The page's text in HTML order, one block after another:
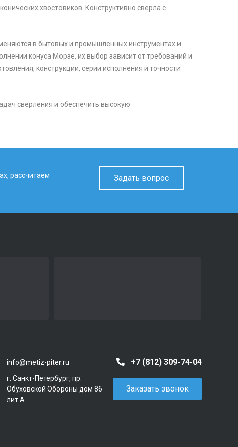
хвостовиков. Конструктивно сверла с
в бытовых и промышленных инструментах и
конуса Морзе, их выбор зависит от требований и
конструкции, серии исполнения и точности
сверления и обеспечить высокую
рассчитаем
Задать вопрос
info@metiz-piter.ru +7 (812) 309-74-04
г. Санкт-Петербург, пр.
Обуховской Обороны дом 86
лит А
Заказать звонок